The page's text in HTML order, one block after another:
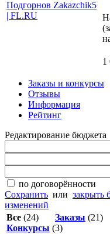
1
Заказы и конкурсы
Отзывы
Информация
Рейтинг
Редактирование бюджета
по договорённости
Сохранить или закрыть
изменений
Все (24) Заказы
Конкурсы (3)